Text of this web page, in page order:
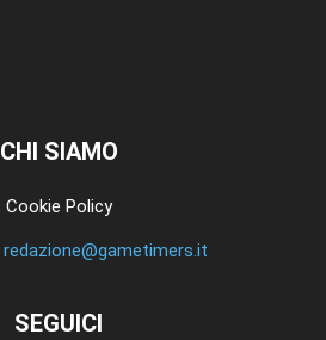
CHI SIAMO
Cookie Policy
redazione@gametimers.it
SEGUICI